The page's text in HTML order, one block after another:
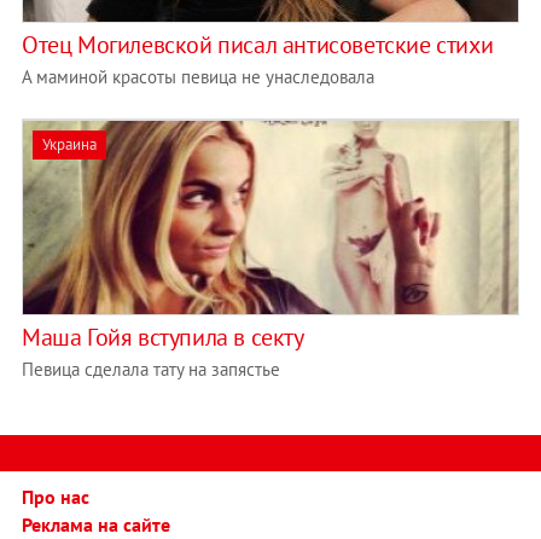
Отец Могилевской писал антисоветские стихи
А маминой красоты певица не унаследовала
Украина
Маша Гойя вступила в секту
Певица сделала тату на запястье
Про нас
Реклама на сайте